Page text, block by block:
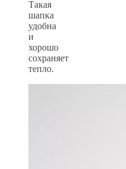
Такая
шапка
удобна
и
хорошо
сохраняет
тепло.